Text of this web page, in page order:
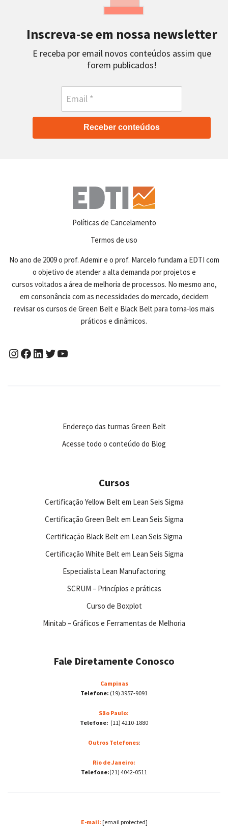
Inscreva-se em nossa newsletter
E receba por email novos conteúdos assim que
forem publicados!
Receber conteúdos
Políticas de Cancelamento
Termos de uso
No ano de 2009 o prof. Ademir e o prof. Marcelo fundam a EDTI com
o objetivo de atender a alta demanda por projetos e
cursos voltados a área de melhoria de processos. No mesmo ano,
em consonância com as necessidades do mercado, decidem
revisar os cursos de Green Belt e Black Belt para torna-los mais
práticos e dinâmicos.
Endereço das turmas Green Belt
Acesse todo o conteúdo do Blog
Cursos
Certificação Yellow Belt em Lean Seis Sigma
Certificação Green Belt em Lean Seis Sigma
Certificação Black Belt em Lean Seis Sigma
Certificação White Belt em Lean Seis Sigma
Especialista Lean Manufactoring
SCRUM – Princípios e práticas
Curso de Boxplot
Minitab – Gráficos e Ferramentas de Melhoria
Fale Diretamente Conosco
Campinas
Telefone: (19) 3957-9091
São Paulo:
Telefone: (11) 4210-1880
Outros Telefones:
Rio de Janeiro:
Telefone:(21) 4042-0511
E-mail: [email protected]